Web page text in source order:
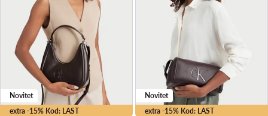
extra -15% Kod: LAST
Novitet
extra -15% Kod: LAST
Novitet